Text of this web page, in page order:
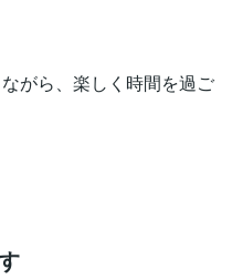
がら、楽しく時間を過ご